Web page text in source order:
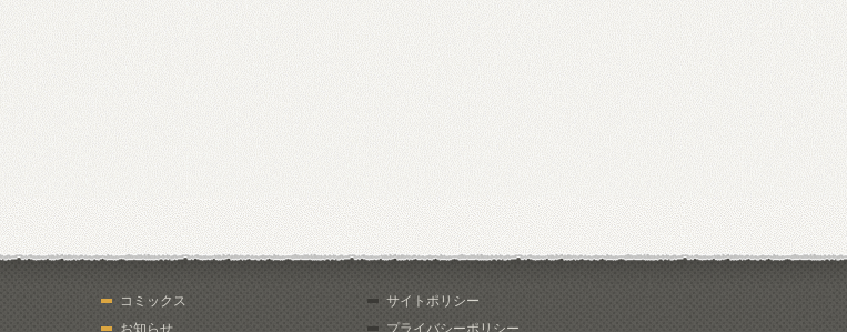
コミックス
お知らせ
サイトポリシー
プライバシーポリシー